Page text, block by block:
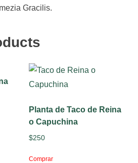
Gracilis.
Planta de Taco de Reina
o Capuchina
$250
Comprar